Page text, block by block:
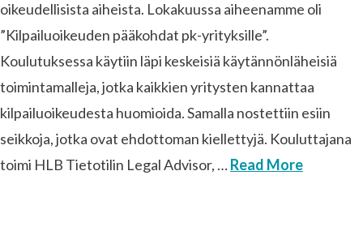
oikeudellisista aiheista. Lokakuussa aiheenamme oli
”Kilpailuoikeuden pääkohdat pk-yrityksille”.
Koulutuksessa käytiin läpi keskeisiä käytännönläheisiä
toimintamalleja, jotka kaikkien yritysten kannattaa
kilpailuoikeudesta huomioida. Samalla nostettiin esiin
seikkoja, jotka ovat ehdottoman kiellettyjä. Kouluttajana
toimi HLB Tietotilin Legal Advisor, …Read More